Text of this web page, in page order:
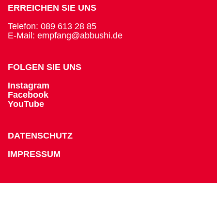
ERREICHEN SIE UNS
Telefon: 089 613 28 85
E-Mail: empfang@abbushi.de
FOLGEN SIE UNS
Instagram
Facebook
YouTube
DATENSCHUTZ
IMPRESSUM